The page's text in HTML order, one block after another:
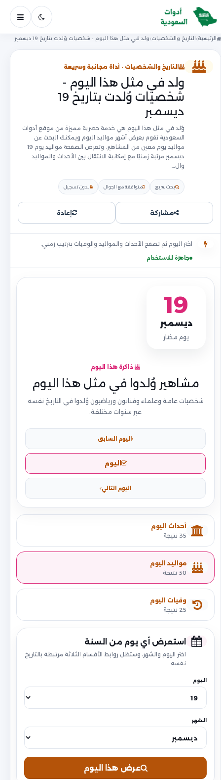
فتح
الرئيسية التاريخ والشخصيات ولد في مثل هذا اليوم - شخصيات وُلدت بتاريخ 19 ديسمبر
التاريخ والشخصيات · أداة مجانية وسريعة
ولد في مثل هذا اليوم -
شخصيات وُلدت بتاريخ 19
ديسمبر
وُلد في مثل هذا اليوم هي خدمة حصرية مميزة من موقع أدوات
السعودية تقوم بعرض أشهر مواليد اليوم ويمكنك البحث عن
مواليد يوم معين من المشاهير. وتعرض الصفحة مواليد يوم 19
ديسمبر مرتبة زمنيًا مع إمكانية الانتقال بين الأحداث والمواليد
وال…
بحث سريع متوافقة مع الجوال بدون تسجيل
مشاركة إعادة
اختر اليوم ثم تصفح الأحداث والمواليد والوفيات بترتيب زمني.
جاهزة للاستخدام
19
ديسمبر
يوم مختار
ذاكرة هذا اليوم
مشاهير وُلدوا في مثل هذا اليوم
شخصيات عامة وعلماء وفنانون ورياضيون وُلدوا في التاريخ نفسه
عبر سنوات مختلفة.
اليوم السابق
اليوم
اليوم التالي
أحداث اليوم
35 نتيجة
مواليد اليوم
30 نتيجة
وفيات اليوم
25 نتيجة
استعرض أي يوم من السنة
اختر اليوم والشهر، وستظل روابط الأقسام الثلاثة مرتبطة بالتاريخ
نفسه.
اليوم
الشهر
عرض هذا اليوم